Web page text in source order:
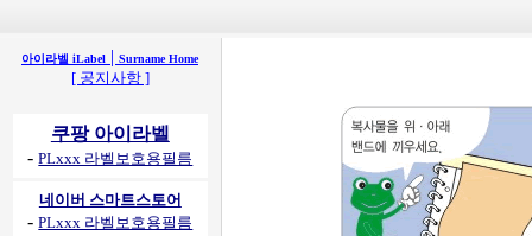
아이라벨 iLabel | Surname Home
[ 공지사항 ]
쿠팡 아이라벨
-PLxxx 라벨보호용필름
네이버 스마트스토어
-PLxxx 라벨보호용필름